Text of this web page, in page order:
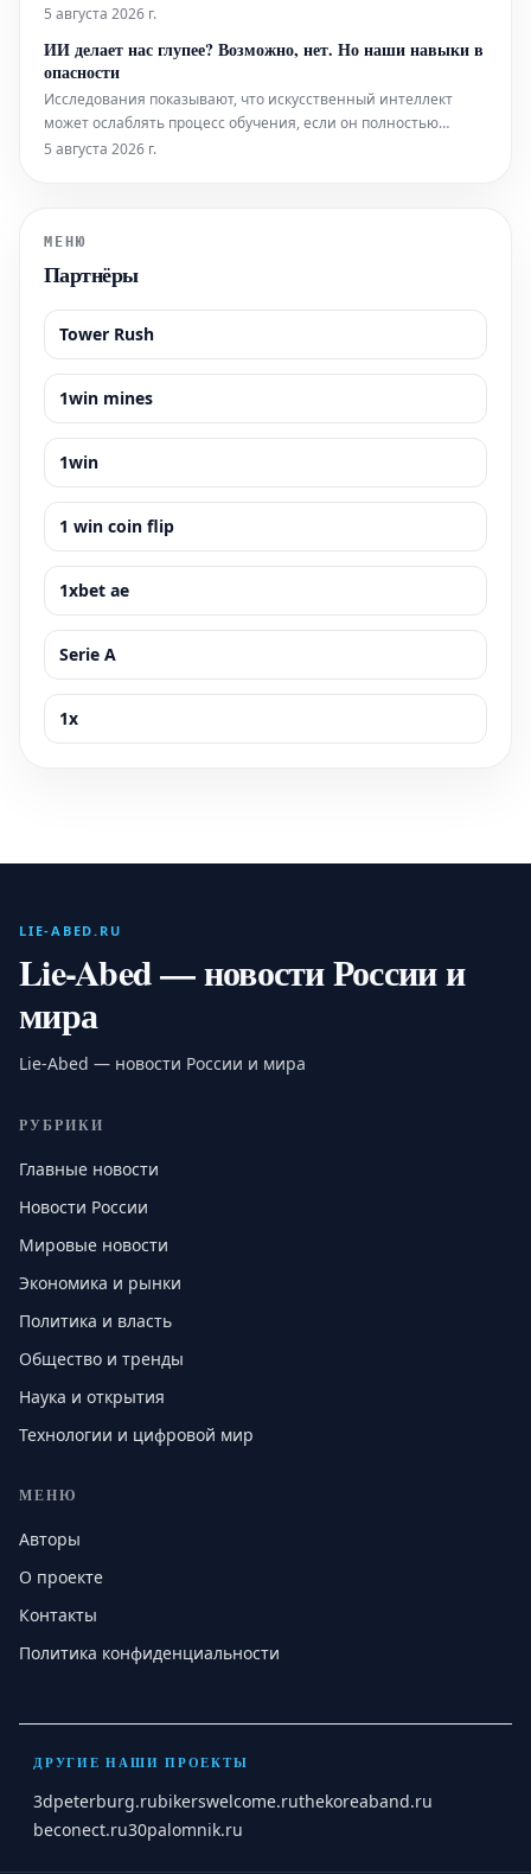
культурного центра, расположенного в здании бывшей
архитектурным бюро Isolarchitetti, представляет собой не
просто новую библиотеку,
5 августа 2026 г.
ИИ делает нас глупее? Возможно, нет. Но наши навыки в
опасности
Исследования показывают, что искусственный интеллект
может ослаблять процесс обучения, если он полностью
замещает личные усилия. Тем не менее, инструменты,
5 августа 2026 г.
МЕНЮ
Партнёры
Tower Rush
1win mines
1win
1 win coin flip
1xbet ae
Serie A
1x
LIE-ABED.RU
Lie-Abed — новости России и
мира
Lie-Abed — новости России и мира
РУБРИКИ
Главные новости
Новости России
Мировые новости
Экономика и рынки
Политика и власть
Общество и тренды
Наука и открытия
Технологии и цифровой мир
МЕНЮ
Авторы
О проекте
Контакты
Политика конфиденциальности
ДРУГИЕ НАШИ ПРОЕКТЫ
3dpeterburg.rubikerswelcome.ruthekoreaband.ru
beconect.ru30palomnik.ru